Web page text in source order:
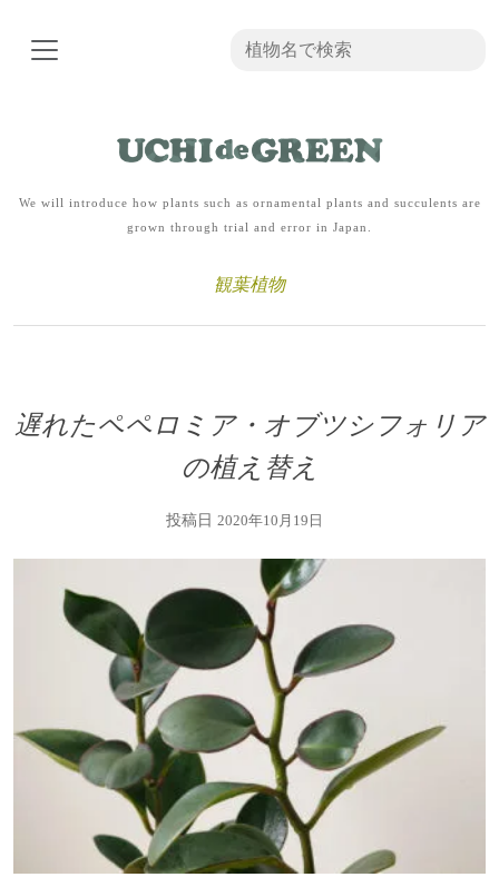
We will introduce how plants such as ornamental plants and succulents are
grown through trial and error in Japan.
観葉植物
遅れたペペロミア・オブツシフォリア
の植え替え
投稿日 2020年10月19日